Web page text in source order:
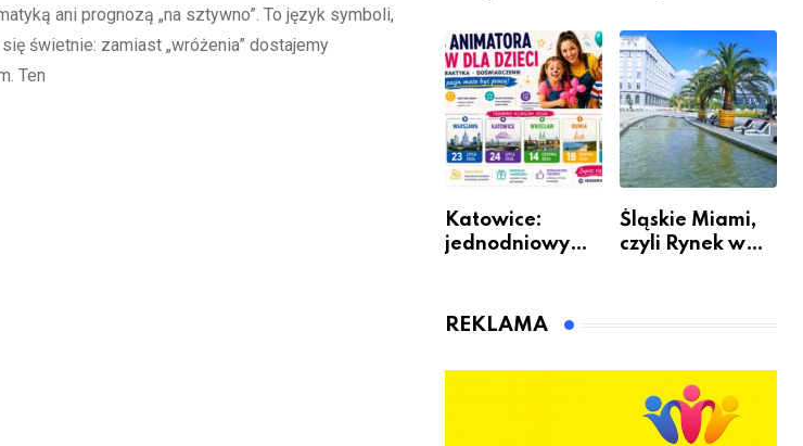
ani prognozą „na sztywno”. To język symboli,
świetnie: zamiast „wróżenia” dostajemy
Ten
Remontem
Mieszkania
Katowice:
jednodniowy
animatora
Śląskie Miami,
czyli Rynek w
REKLAMA